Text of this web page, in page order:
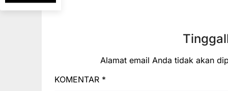
Alamat email Anda tidak akan
KOMENTAR *